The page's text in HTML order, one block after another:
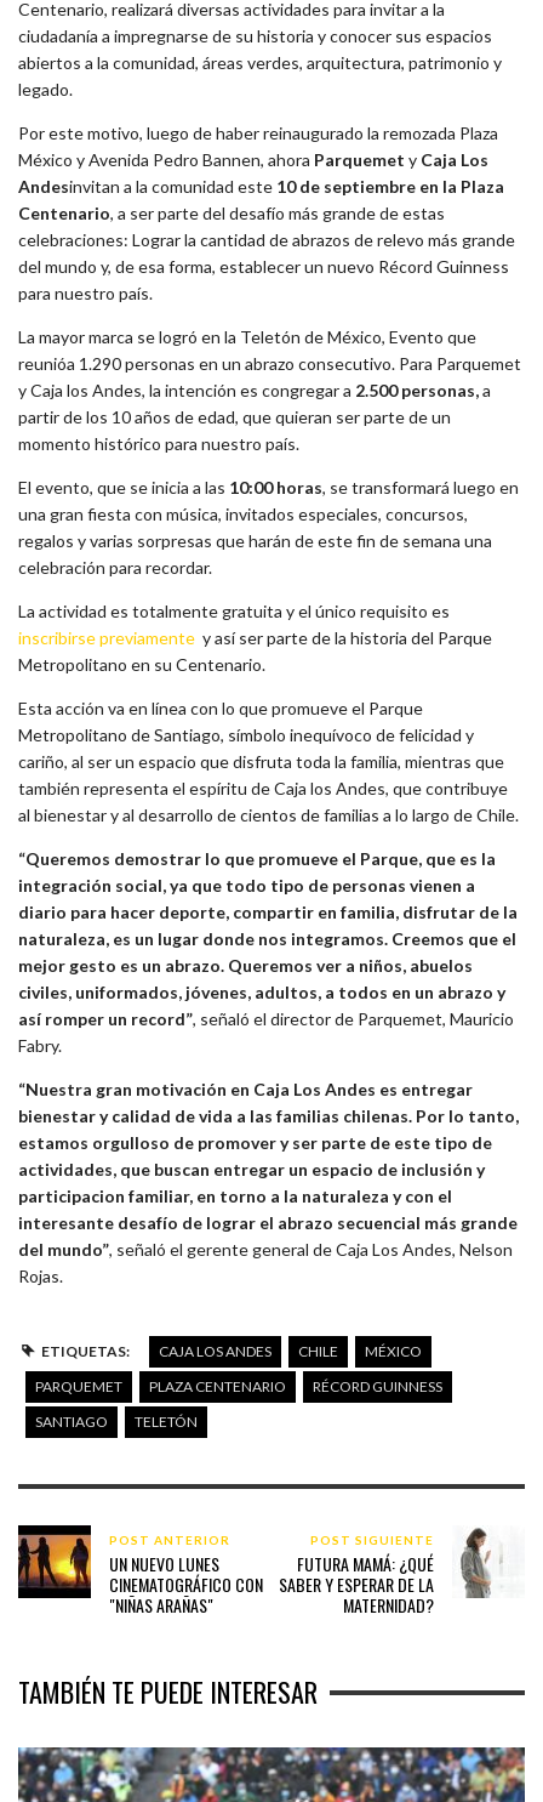
Centenario, realizará diversas actividades para invitar a la
ciudadanía a impregnarse de su historia y conocer sus espacios
abiertos a la comunidad, áreas verdes, arquitectura, patrimonio y
legado.
Por este motivo, luego de haber reinaugurado la remozada Plaza
México y Avenida Pedro Bannen, ahora Parquemet y Caja Los
Andesinvitan a la comunidad este 10 de septiembre en la Plaza
Centenario, a ser parte del desafío más grande de estas
celebraciones: Lograr la cantidad de abrazos de relevo más grande
del mundo y, de esa forma, establecer un nuevo Récord Guinness
para nuestro país.
La mayor marca se logró en la Teletón de México, Evento que
reunióa 1.290 personas en un abrazo consecutivo. Para Parquemet
y Caja los Andes, la intención es congregar a 2.500 personas,a
partir de los 10 años de edad, que quieran ser parte de un
momento histórico para nuestro país.
El evento, que se inicia a las 10:00 horas, se transformará luego en
una gran fiesta con música, invitados especiales, concursos,
regalos y varias sorpresas que harán de este fin de semana una
celebración para recordar.
La actividad es totalmente gratuita y el único requisito es
inscribirse previamente y así ser parte de la historia del Parque
Metropolitano en su Centenario.
Esta acción va en línea con lo que promueve el Parque
Metropolitano de Santiago, símbolo inequívoco de felicidad y
cariño, al ser un espacio que disfruta toda la familia, mientras que
también representa el espíritu de Caja los Andes, que contribuye
al bienestar y al desarrollo de cientos de familias a lo largo de Chile.
“Queremos demostrar lo que promueve el Parque, que es la
integración social, ya que todo tipo de personas vienen a
diario para hacer deporte, compartir en familia, disfrutar de la
naturaleza, es un lugar donde nos integramos. Creemos que el
mejor gesto es un abrazo. Queremos ver a niños, abuelos
civiles, uniformados, jóvenes, adultos, a todos en un abrazo y
así romper un record”, señaló el director de Parquemet, Mauricio
Fabry.
“Nuestra gran motivación en Caja Los Andes es entregar
bienestar y calidad de vida a las familias chilenas. Por lo tanto,
estamos orgulloso de promover y ser parte de este tipo de
actividades, que buscan entregar un espacio de inclusión y
participacion familiar, en torno a la naturaleza y con el
interesante desafío de lograr el abrazo secuencial más grande
del mundo”, señaló el gerente general de Caja Los Andes, Nelson
Rojas.
ETIQUETAS: CAJA LOS ANDES CHILE
MÉXICO
PARQUEMET
PLAZA CENTENARIO
RÉCORD GUINNESS
SANTIAGO
TELETÓN
POST ANTERIOR
UN NUEVO LUNES
CINEMATOGRÁFICO CON
"NIÑAS ARAÑAS"
POST SIGUIENTE
FUTURA MAMÁ: ¿QUÉ
SABER Y ESPERAR DE LA
MATERNIDAD?
TAMBIÉN TE PUEDE INTERESAR